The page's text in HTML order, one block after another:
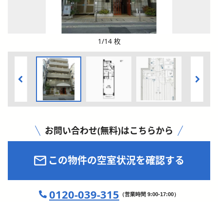
1/14 枚
お問い合わせ(無料)はこちらから
この物件の空室状況を確認する
0120-039-315 （営業時間 9:00-17:00）